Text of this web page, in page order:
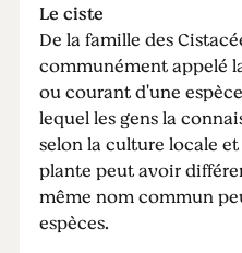
Le ciste
De la famille des
communément appelé
ou courant d'une
lequel les gens la
selon la culture locale
plante peut avoir
même nom commun
espèces.